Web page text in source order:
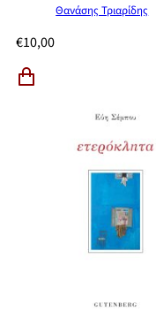
Θανάσης Τριαρίδης
€10,00